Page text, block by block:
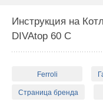
Инструкция на
DIVAtop 60 С
Ferroli
Страница бренда